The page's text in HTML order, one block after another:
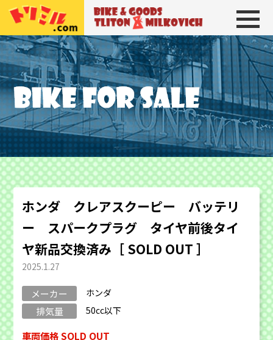
トリトン＆ミルコビッチ BIKE＆
ホンダ クレアスクーピー バッテリ
ー スパークプラグ タイヤ前後タイ
ヤ新品交換済み［ SOLD OUT ］
2025.1.27
メーカー ホンダ
排気量 50cc以下
車両価格 SOLD OUT